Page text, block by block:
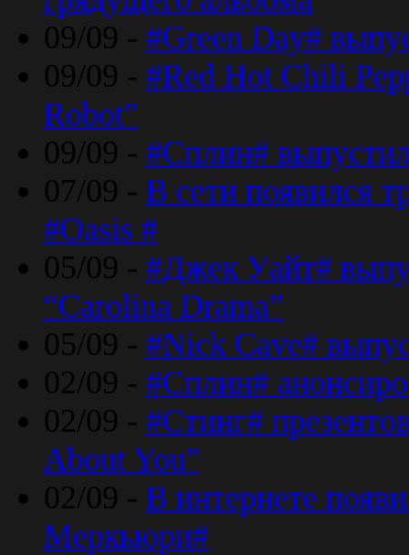
09/09 - #Green Day#
09/09 - #Red Hot Chili
Robot”
09/09 - #Сплин#
07/09 - В сети появился
#Oasis #
05/09 - #Джек Уайт#
“Carolina Drama”
05/09 - #Nick Cave#
02/09 - #Сплин#
02/09 - #Стинг#
About You”
02/09 - В интернете
Меркьюри#